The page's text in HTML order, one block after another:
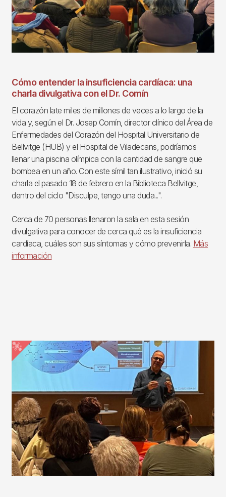
Cómo entender la insuficiencia cardíaca: una
charla divulgativa con el Dr. Comín
El corazón late miles de millones de veces a lo largo de la
vida y, según el Dr. Josep Comín, director clínico del Área de
Enfermedades del Corazón del Hospital Universitario de
Bellvitge (HUB) y el Hospital de Viladecans, podríamos
llenar una piscina olímpica con la cantidad de sangre que
bombea en un año. Con este símil tan ilustrativo, inició su
charla el pasado 18 de febrero en la Biblioteca Bellvitge,
dentro del ciclo "Disculpe, tengo una duda...".
Cerca de 70 personas llenaron la sala en esta sesión
divulgativa para conocer de cerca qué es la insuficiencia
cardíaca, cuáles son sus síntomas y cómo prevenirla. Más
información